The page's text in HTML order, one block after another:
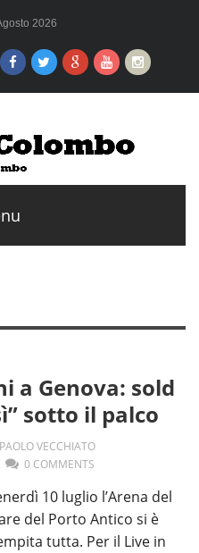
2026
a Genova: sold
sotto il palco
PAOLO VECCHIATO
0 COMMENTS
10 luglio l’Arena del
del Porto Antico si è
tutta. Per il Live in